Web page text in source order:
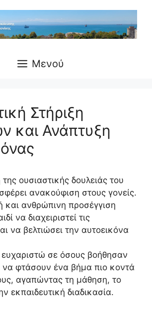
Μενού
Στήριξη
και Ανάπτυξη
ουσιαστικής δουλειάς του
ανακούφιση στους γονείς.
και ανθρώπινη προσέγγιση
να διαχειριστεί τις
να βελτιώσει την αυτοεικόνα
σε όσους βοήθησαν
να φτάσουν ένα βήμα πιο κοντά
αγαπώντας τη μάθηση, το
εκπαιδευτική διαδικασία.